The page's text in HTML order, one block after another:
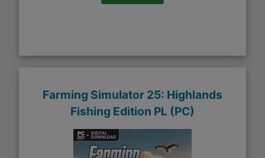
Farming Simulator 25: Highlands
Fishing Edition PL (PC)